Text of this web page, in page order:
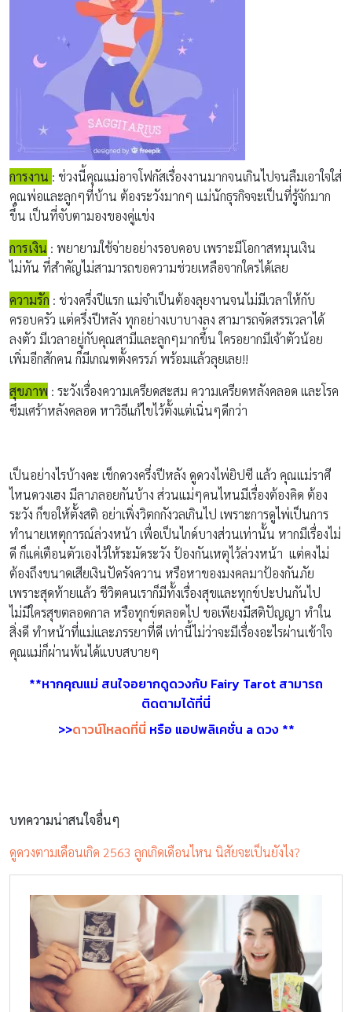
การงาน : ช่วงนี้คุณแม่อาจโฟกัสเรื่องงานมากจนเกินไปจนลืมเอาใจใส่
คุณพ่อและลูกๆที่บ้าน ต้องระวังมากๆ แม่นักธุรกิจจะเป็นที่รู้จักมาก
ขึ้น เป็นที่จับตามองของคู่แข่ง
การเงิน : พยายามใช้จ่ายอย่างรอบคอบ เพราะมีโอกาสหมุนเงิน
ไม่ทัน ที่สำคัญไม่สามารถขอความช่วยเหลือจากใครได้เลย
ความรัก : ช่วงครึ่งปีแรก แม่จำเป็นต้องลุยงานจนไม่มีเวลาให้กับ
ครอบครัว แต่ครึ่งปีหลัง ทุกอย่างเบาบางลง สามารถจัดสรรเวลาได้
ลงตัว มีเวลาอยู่กับคุณสามีและลูกๆมากขึ้นใครอยากมีเจ้าตัวน้อย
เพิ่มอีกสักคน ก็มีเกณฑตั้งครรภ์ พร้อมแล้วลุยเลย!!
สุขภาพ : ระวังเรื่องความเครียดสะสม ความเครียดหลังคลอด และโรค
ซึมเศร้าหลังคลอด หาวิธีแก้ไขไว้ตั้งแต่เนิ่นๆดีกว่า
เป็นอย่างไรบ้างคะ เช็กดวงครึ่งปีหลัง ดูดวงไพ่ยิปซี แล้ว คุณแม่ราศี
ไหนดวงเฮง มีลาภลอยกันบ้าง ส่วนแม่ๆคนไหนมีเรื่องต้องคิด ต้อง
ระวัง ก็ขอให้ตั้งสติ อย่าเพิ่งวิตกกังวลเกินไป เพราะการดูไพ่เป็นการ
ทำนายเหตุการณ์ล่วงหน้า เพื่อเป็นไกด์บางส่วนเท่านั้น หากมีเรื่องไม่
ดี ก็แค่เตือนตัวเองไว้ให้ระมัดระวัง ป้องกันเหตุไว้ล่วงหน้า แต่คงไม่
ต้องถึงขนาดเสียเงินปัดรังควาน หรือหาของมงคลมาป้องกันภัย
เพราะสุดท้ายแล้ว ชีวิตคนเราก็มีทั้งเรื่องสุขและทุกข์ปะปนกันไป
ไม่มีใครสุขตลอดกาล หรือทุกข์ตลอดไป ขอเพียงมีสติปัญญา ทำใน
สิ่งดี ทำหน้าที่แม่และภรรยาที่ดี เท่านี้ไม่ว่าจะมีเรื่องอะไรผ่านเข้าใจ
คุณแม่ก็ผ่านพ้นได้แบบสบายๆ
**หากคุณแม่ สนใจอยากดูดวงกับ Fairy Tarot สามารถ
ติดตามได้ที่นี่
>>ดาวน์โหลดที่นี่หรือ แอปพลิเคชั่น a ดวง **
บทความน่าสนใจอื่นๆ
ดูดวงตามเดือนเกิด 2563 ลูกเกิดเดือนไหน นิสัยจะเป็นยังไง?